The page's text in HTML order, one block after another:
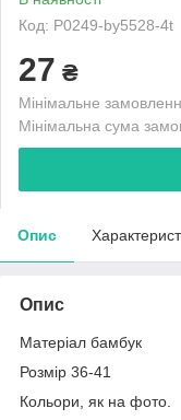
Код: P0249-by5528-4t
27 ₴
Мінімальне
Мінімальна сума
Опис
Опис
Матеріал бамбук
Розмір 36-41
Кольори, як на фото.